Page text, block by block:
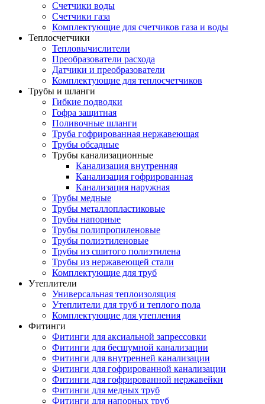
Счетчики воды
Счетчики газа
Комплектующие для счетчиков газа и воды
Теплосчетчики
Тепловычислители
Преобразователи расхода
Датчики и преобразователи
Комплектующие для теплосчетчиков
Трубы и шланги
Гибкие подводки
Гофра защитная
Поливочные шланги
Труба гофрированная нержавеющая
Трубы обсадные
Трубы канализационные
Канализация внутренняя
Канализация гофрированная
Канализация наружная
Трубы медные
Трубы металлопластиковые
Трубы напорные
Трубы полипропиленовые
Трубы полиэтиленовые
Трубы из сшитого полиэтилена
Трубы из нержавеющей стали
Комплектующие для труб
Утеплители
Универсальная теплоизоляция
Утеплители для труб и теплого пола
Комплектующие для утепления
Фитинги
Фитинги для аксиальной запрессовки
Фитинги для бесшумной канализации
Фитинги для внутренней канализации
Фитинги для гофрированной канализации
Фитинги для гофрированной нержавейки
Фитинги для медных труб
Фитинги для напорных труб